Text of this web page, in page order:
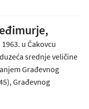
u Čakovcu
srednje veličine
Građevnog
Građevnog